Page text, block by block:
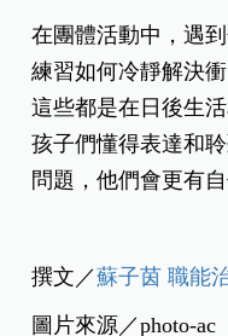
在團體活動中，遇
練習如何冷靜解決
這些都是在日後生
孩子們懂得表達和
問題，他們會更有
撰文／蘇子茵 職能
圖片來源／photo-ac